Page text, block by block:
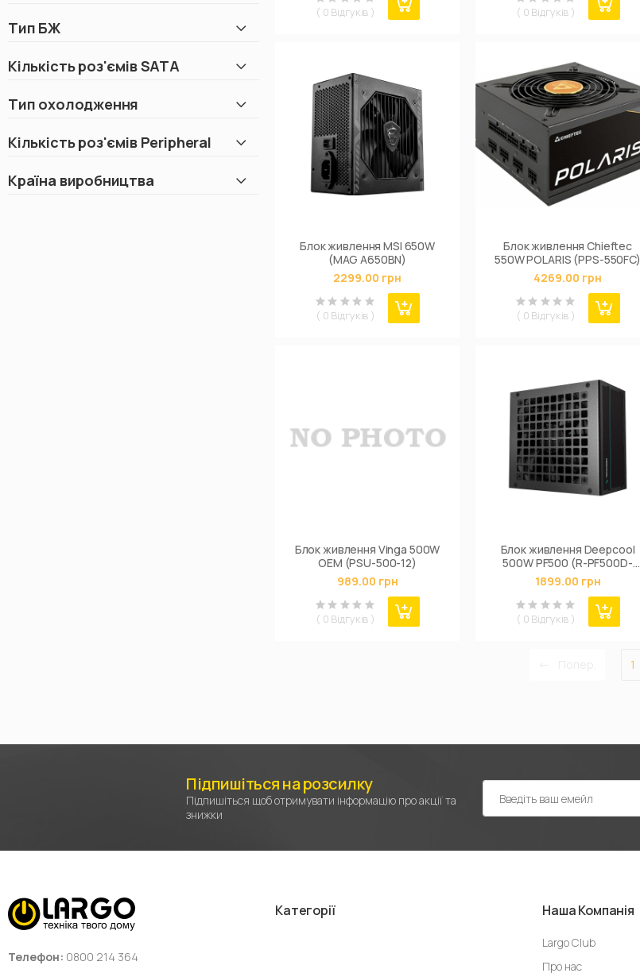
( 0 Відгуків ) ( 0 Відгуків )
Блок живлення MSI 650W
(MAG A650BN)
2299.00 грн
( 0 Відгуків )
Блок живлення Chieftec
550W POLARIS (PPS-550FC)
4269.00 грн
( 0 Відгуків )
Блок живлення Vinga 500W
ОЕМ (PSU-500-12)
989.00 грн
( 0 Відгуків )
Блок живлення Deepcool
500W PF500 (R-PF500D-
HA0B-EU)
1899.00 грн
( 0 Відгуків )
1
1500 Вт
1550 Вт
Тип БЖ
Кількість роз'ємів SATA
Тип охолодження
Кількість роз'ємів Peripheral
Країна виробництва
Підпишіться на розсилку
Підпишіться щоб отримувати інформацію про акції та
знижки
Телефон: 0800 214 364
Категорії Наша Компанія
Largo Club
Про нас